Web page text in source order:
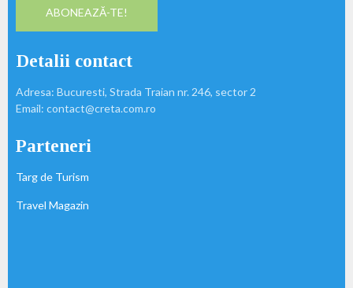
Detalii contact
Adresa: Bucuresti, Strada Traian nr. 246, sector 2
Email: contact@creta.com.ro
Parteneri
Targ de Turism
Travel Magazin